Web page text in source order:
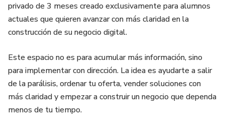
privado de 3 meses creado exclusivamente para alumnos
actuales que quieren avanzar con más claridad en la
construcción de su negocio digital.
Este espacio no es para acumular más información, sino
para implementar con dirección. La idea es ayudarte a salir
de la parálisis, ordenar tu oferta, vender soluciones con
más claridad y empezar a construir un negocio que dependa
menos de tu tiempo.